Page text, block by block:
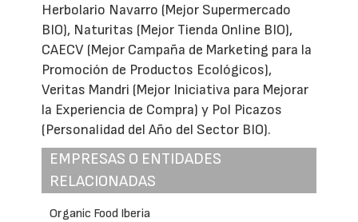
Herbolario Navarro (Mejor Supermercado
BIO), Naturitas (Mejor Tienda Online BIO),
CAECV (Mejor Campaña de Marketing para la
Promoción de Productos Ecológicos),
Veritas Mandri (Mejor Iniciativa para Mejorar
la Experiencia de Compra) y Pol Picazos
(Personalidad del Año del Sector BIO).
EMPRESAS O ENTIDADES
RELACIONADAS
Organic Food Iberia